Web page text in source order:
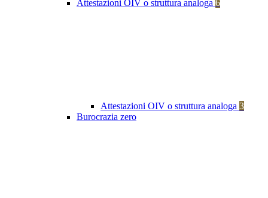
Attestazioni OIV o struttura analoga 6
Attestazioni OIV o struttura analoga 3
Burocrazia zero